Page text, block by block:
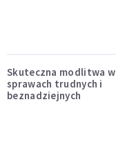
Skuteczna modlitwa w
sprawach trudnych i
beznadziejnych